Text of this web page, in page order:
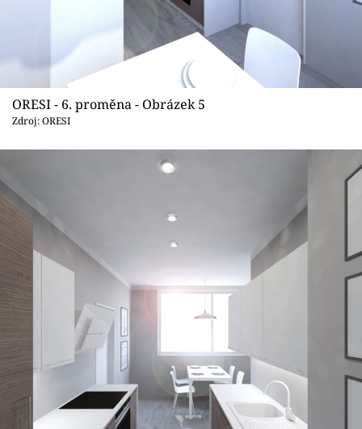
ORESI - 6. proměna - Obrázek 5
Zdroj: ORESI